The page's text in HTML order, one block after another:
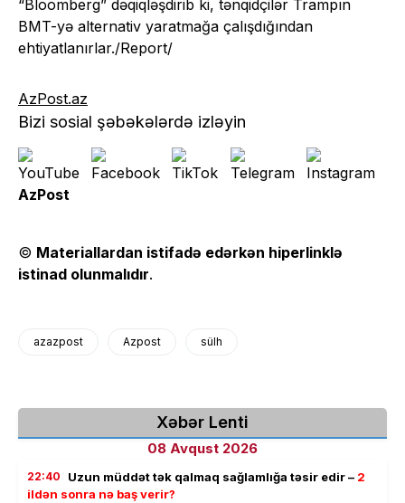
“Bloomberg” dəqiqləşdirib ki, tənqidçilər Trampın
BMT-yə alternativ yaratmağa çalışdığından
ehtiyatlanırlar./Report/
AzPost.az
Bizi sosial şəbəkələrdə izləyin
AzPost
© Materiallardan istifadə edərkən hiperlinklə
istinad olunmalıdır.
azazpost Azpost sülh
Xəbər Lenti
08 Avqust 2026
22:40 Uzun müddət tək qalmaq sağlamlığa təsir edir – 2
ildən sonra nə baş verir?